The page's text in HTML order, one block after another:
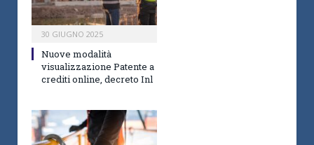
30 GIUGNO 2025
Nuove modalità
visualizzazione Patente a
crediti online, decreto Inl